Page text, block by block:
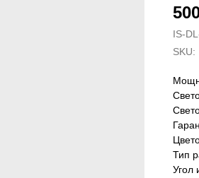
IS-
SKU:
Тип
Угол